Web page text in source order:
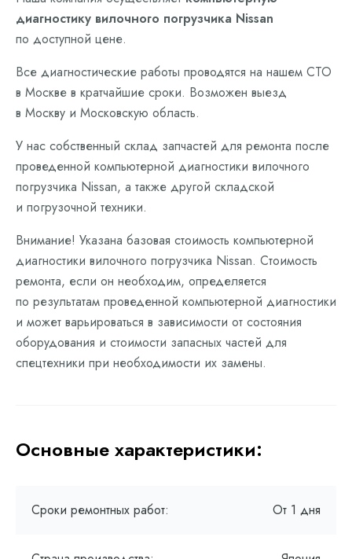
диагностику вилочного погрузчика Nissan
по доступной цене.
Все диагностические работы проводятся на нашем СТО
в Москве в кратчайшие сроки. Возможен выезд
в Москву и Московскую область.
У нас собственный склад запчастей для ремонта после
проведенной компьютерной диагностики вилочного
погрузчика Nissan, а также другой складской
и погрузочной техники.
Внимание! Указана базовая стоимость компьютерной
диагностики вилочного погрузчика Nissan. Стоимость
ремонта, если он необходим, определяется
по результатам проведенной компьютерной диагностики
и может варьироваться в зависимости от состояния
оборудования и стоимости запасных частей для
спецтехники при необходимости их замены.
Основные характеристики:
Сроки ремонтных работ: От 1 дня